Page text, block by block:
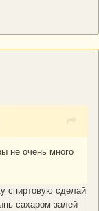
не очень много
спиртовую сделай
сахаром залей